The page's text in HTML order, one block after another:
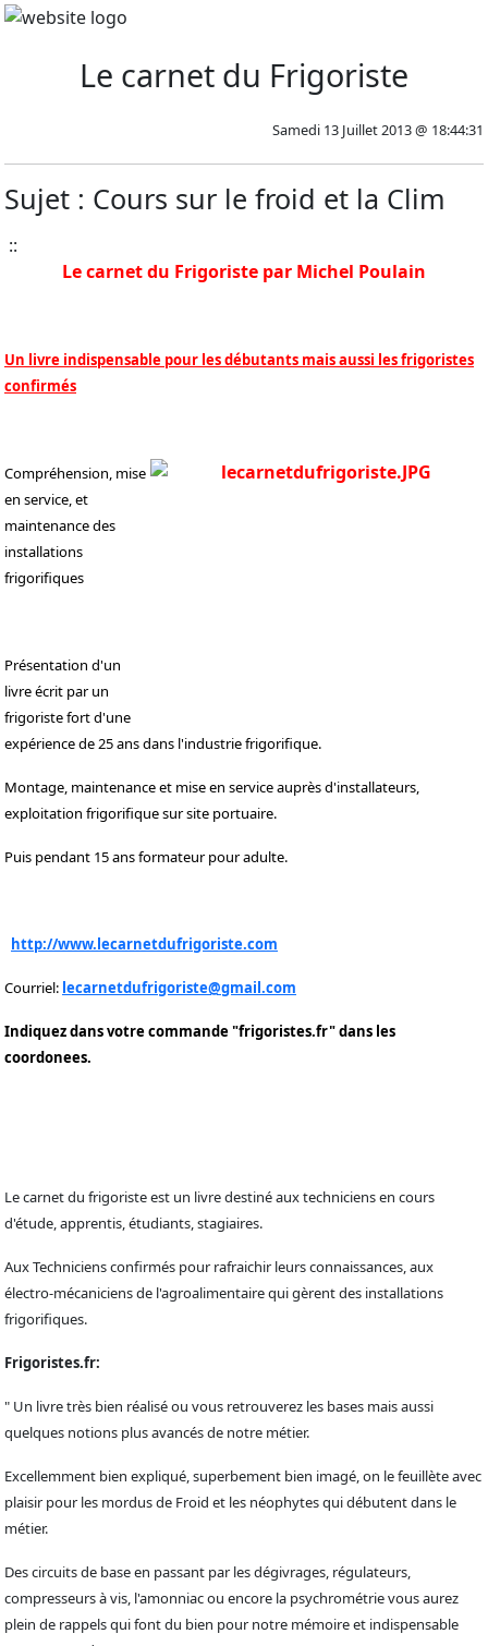
Le carnet du Frigoriste
Samedi 13 Juillet 2013 @ 18:44:31
Sujet : Cours sur le froid et la Clim
::
Le carnet du Frigoriste par Michel Poulain
Un livre indispensable pour les débutants mais aussi les frigoristes
confirmés
Compréhension, mise
en service, et
maintenance des
installations
frigorifiques
Présentation d'un
livre écrit par un
frigoriste fort d'une
expérience de 25 ans dans l'industrie frigorifique.
Montage, maintenance et mise en service auprès d'installateurs,
exploitation frigorifique sur site portuaire.
Puis pendant 15 ans formateur pour adulte.
http://www.lecarnetdufrigoriste.com
Courriel: lecarnetdufrigoriste@gmail.com
Indiquez dans votre commande "frigoristes.fr" dans les
coordonees.
Le carnet du frigoriste est un livre destiné aux techniciens en cours
d'étude, apprentis, étudiants, stagiaires.
Aux Techniciens confirmés pour rafraichir leurs connaissances, aux
électro-mécaniciens de l'agroalimentaire qui gèrent des installations
frigorifiques.
Frigoristes.fr:
" Un livre très bien réalisé ou vous retrouverez les bases mais aussi
quelques notions plus avancés de notre métier.
Excellemment bien expliqué, superbement bien imagé, on le feuillète avec
plaisir pour les mordus de Froid et les néophytes qui débutent dans le
métier.
Des circuits de base en passant par les dégivrages, régulateurs,
compresseurs à vis, l'amonniac ou encore la psychrométrie vous aurez
plein de rappels qui font du bien pour notre mémoire et indispensable